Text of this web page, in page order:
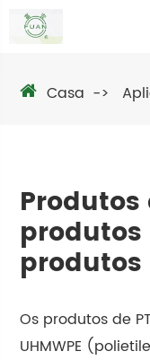
Casa
Produtos
produtos
Os produtos de
UHMWPE